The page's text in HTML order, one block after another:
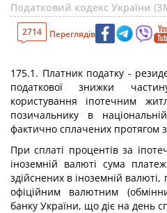
Податковий кодекс України
2714 Переглядів
175.1. Платник податку -
податкової знижки
користування іпотечним
позичальнику в
фактично сплачених протягом
При сплаті процентів за
іноземній валюті сума
здійснених в іноземній валюті,
офіційним валютним
банку України, що діє на день